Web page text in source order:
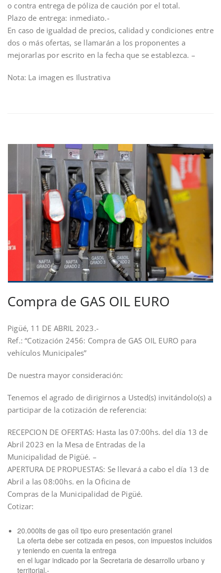
o contra entrega de póliza de caución por el total.
Plazo de entrega: inmediato.-
En caso de igualdad de precios, calidad y condiciones entre
dos o más ofertas, se llamarán a los proponentes a
mejorarlas por escrito en la fecha que se establezca. –
Nota: La imagen es Ilustrativa
Compra de GAS OIL EURO
Pigüé, 11 DE ABRIL 2023.-
Ref.: “Cotización 2456: Compra de GAS OIL EURO para
vehículos Municipales”
De nuestra mayor consideración:
Tenemos el agrado de dirigirnos a Usted(s) invitándolo(s) a
participar de la cotización de referencia:
RECEPCION DE OFERTAS: Hasta las 07:00hs. del día 13 de
Abril 2023 en la Mesa de Entradas de la
Municipalidad de Pigüé. –
APERTURA DE PROPUESTAS: Se llevará a cabo el día 13 de
Abril a las 08:00hs. en la Oficina de
Compras de la Municipalidad de Pigüé.
Cotizar:
20.000lts de gas oíl tipo euro presentación granel
La oferta debe ser cotizada en pesos, con impuestos incluidos
y teniendo en cuenta la entrega
en el lugar indicado por la Secretaria de desarrollo urbano y
territorial.-